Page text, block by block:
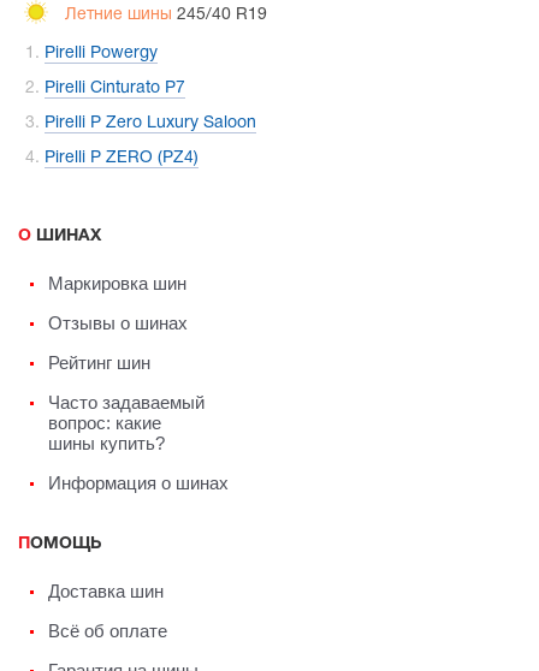
Летние шины 245/40 R19
Pirelli Powergy
Pirelli Cinturato P7
Pirelli P Zero Luxury Saloon
Pirelli P ZERO (PZ4)
О ШИНАХ
Маркировка шин
Отзывы о шинах
Рейтинг шин
Часто задаваемый
вопрос: какие
шины купить?
Информация о шинах
ПОМОЩЬ
Доставка шин
Всё об оплате